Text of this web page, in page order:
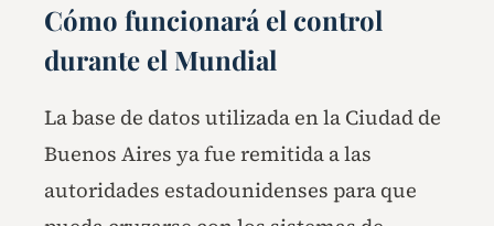
Cómo funcionará el control
durante el Mundial
La base de datos utilizada en la Ciudad de
Buenos Aires ya fue remitida a las
autoridades estadounidenses para que